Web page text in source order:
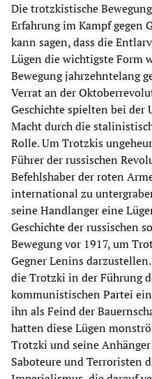
Die trotzkistische
Erfahrung im Kampf gegen
kann sagen, dass die
Lügen die wichtigste Form
Bewegung jahrzehntelang
Verrat an der
Geschichte spielten bei
Macht durch die
Rolle. Um Trotzkis
Führer der russischen
Befehlshaber der roten
international zu
seine Handlanger eine
Geschichte der russischen
Bewegung vor 1917, um
Gegner Lenins
die Trotzki in der Führung
kommunistischen Partei
ihn als Feind der
hatten diese Lügen
Trotzki und seine
Saboteure und Terroristen